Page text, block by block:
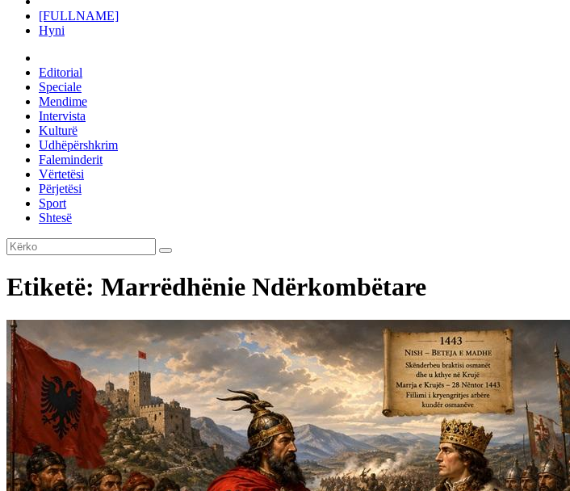
[FULLNAME]
Hyni
Editorial
Speciale
Mendime
Intervista
Kulturë
Udhëpërshkrim
Faleminderit
Vërtetësi
Përjetësi
Sport
Shtesë
Etiketë: Marrëdhënie Ndërkombëtare